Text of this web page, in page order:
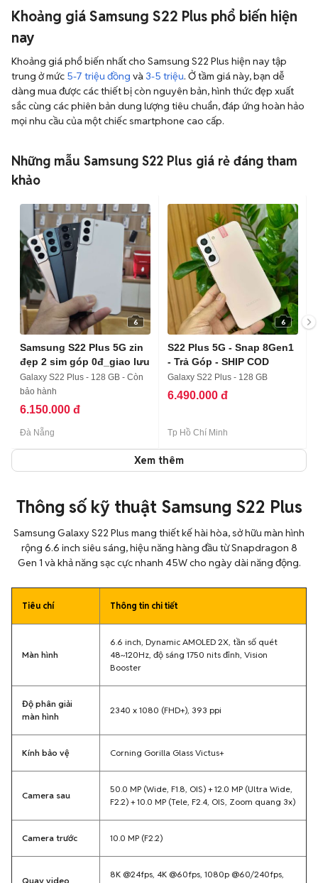
Khoảng giá Samsung S22 Plus phổ biến hiện
nay
Khoảng giá phổ biến nhất cho Samsung S22 Plus hiện nay tập
trung ở mức 5-7 triệu đồng và3-5 triệu. Ở tầm giá này, bạn dễ
dàng mua được các thiết bị còn nguyên bản, hình thức đẹp xuất
sắc cùng các phiên bản dung lượng tiêu chuẩn, đáp ứng hoàn hảo
mọi nhu cầu của một chiếc smartphone cao cấp.
Những mẫu Samsung S22 Plus giá rẻ đáng tham
khảo
6
Samsung S22 Plus 5G zin
đẹp 2 sim góp 0đ_giao lưu
Galaxy S22 Plus - 128 GB - Còn
bảo hành
6.150.000 đ
Đà Nẵng
6
S22 Plus 5G - Snap 8Gen1
- Trả Góp - SHIP COD
Galaxy S22 Plus - 128 GB
6.490.000 đ
Tp Hồ Chí Minh
Xem thêm
Thông số kỹ thuật Samsung S22 Plus
Samsung Galaxy S22 Plus mang thiết kế hài hòa, sở hữu màn hình
rộng 6.6 inch siêu sáng, hiệu năng hàng đầu từ Snapdragon 8
Gen 1 và khả năng sạc cực nhanh 45W cho ngày dài năng động.
Tiêu chí Thông tin chi tiết
Màn hình
6.6 inch, Dynamic AMOLED 2X, tần số quét
48~120Hz, độ sáng 1750 nits đỉnh, Vision
Booster
Độ phân giải
màn hình
2340 x 1080 (FHD+), 393 ppi
Kính bảo vệ Corning Gorilla Glass Victus+
Camera sau
50.0 MP (Wide, F1.8, OIS) + 12.0 MP (Ultra Wide,
F2.2) + 10.0 MP (Tele, F2.4, OIS, Zoom quang 3x)
Camera trước 10.0 MP (F2.2)
Quay video
8K @24fps, 4K @60fps, 1080p @60/240fps,